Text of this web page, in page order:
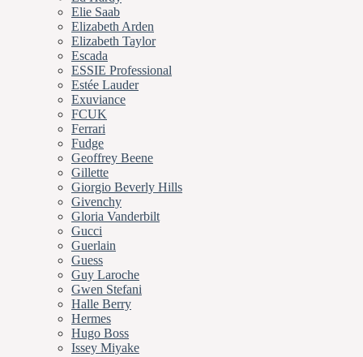
Elie Saab
Elizabeth Arden
Elizabeth Taylor
Escada
ESSIE Professional
Estée Lauder
Exuviance
FCUK
Ferrari
Fudge
Geoffrey Beene
Gillette
Giorgio Beverly Hills
Givenchy
Gloria Vanderbilt
Gucci
Guerlain
Guess
Guy Laroche
Gwen Stefani
Halle Berry
Hermes
Hugo Boss
Issey Miyake